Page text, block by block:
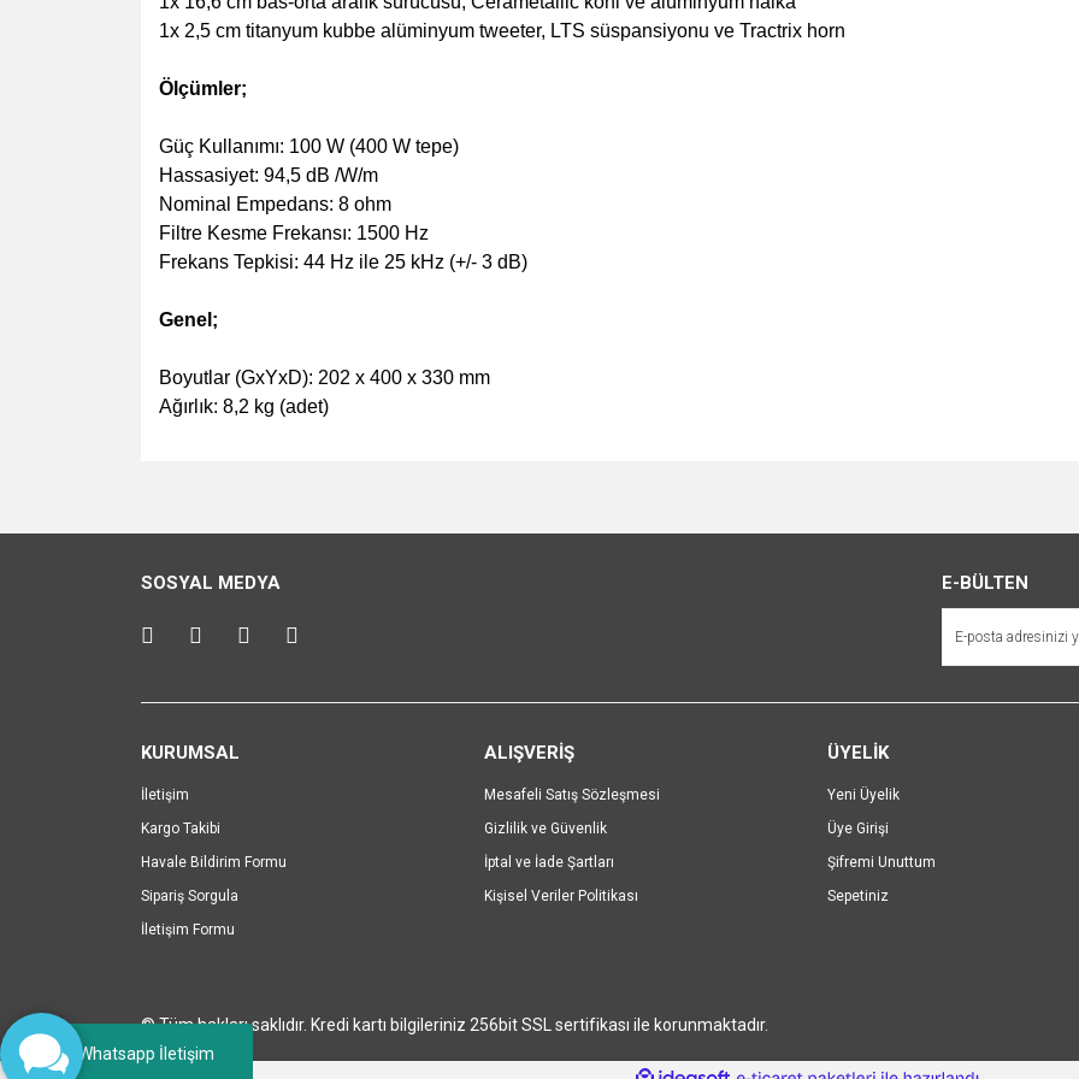
Whatsapp İletişim
1x 2,5 cm titanyum kubbe alüminyum tweeter, LTS süspansiyonu ve Tractrix horn
Ölçümler;
Güç Kullanımı: 100 W (400 W tepe)
Hassasiyet: 94,5 dB /W/m
Nominal Empedans: 8 ohm
Filtre Kesme Frekansı: 1500 Hz
Frekans Tepkisi: 44 Hz ile 25 kHz (+/- 3 dB)
Genel;
Boyutlar (GxYxD): 202 x 400 x 330 mm
Ağırlık: 8,2 kg (adet)
Ürün açıklamasında eksik bilgiler bulunuyor.
SOSYAL MEDYA E-BÜLTEN
KURUMSAL
İletişim
Kargo Takibi
Havale Bildirim Formu
Sipariş Sorgula
İletişim Formu
ALIŞVERİŞ
Mesafeli Satış Sözleşmesi
Gizlilik ve Güvenlik
İptal ve İade Şartları
Kişisel Veriler Politikası
ÜYELİK
Yeni Üyelik
Üye Girişi
Şifremi Unuttum
Sepetiniz
© Tüm hakları saklıdır. Kredi kartı bilgileriniz 256bit SSL sertifikası ile korunmaktadır.